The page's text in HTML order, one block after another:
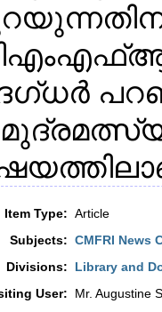
Item Type: Article
Subjects: CMFRI News
Divisions:
Library and
User:
Mr. Augustine